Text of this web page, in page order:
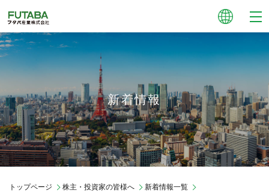
新着情報
トップページ 株主・投資家の皆様へ
新着情報一覧